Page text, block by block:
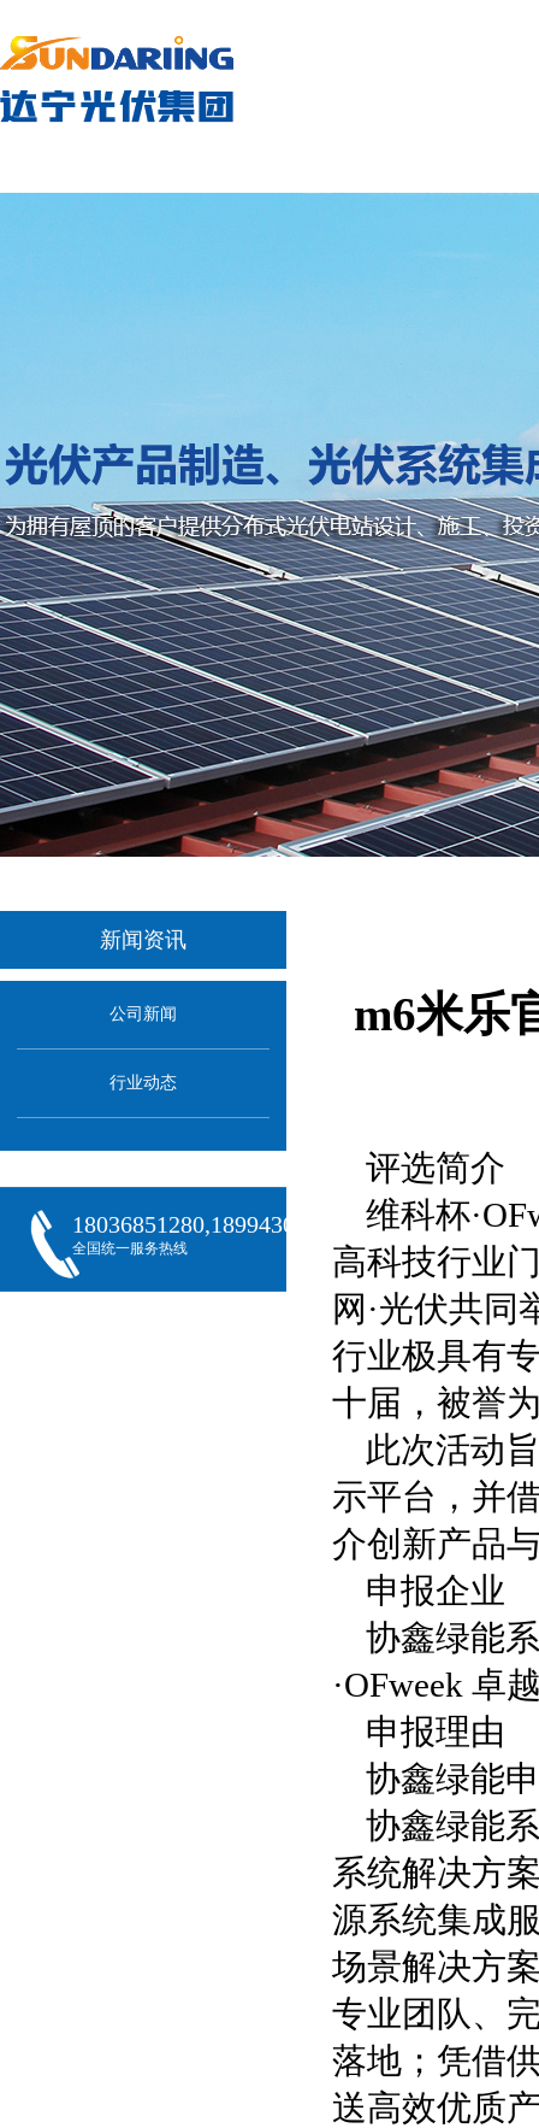
新闻资讯
公司新闻
行业动态
18036851280,18994301288,18068407382
全国统一服务热线
m6米乐
评选简介
维科杯
高科技行业
网·光伏共
行业极具有
十届，被誉
此次活动
示平台，并
介创新产品
申报企业
协鑫绿能
·OFweek 卓
申报理由
协鑫绿能
协鑫绿能
系统解决方
源系统集成
场景解决方
专业团队、
落地；凭借
送高效优质